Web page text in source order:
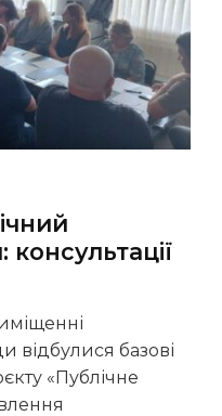
відбулися базові
«Публічне